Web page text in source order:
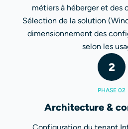
métiers à héberger et des
Sélection de la solution
dimensionnement des
selon les
2
PHASE 02
Architecture &